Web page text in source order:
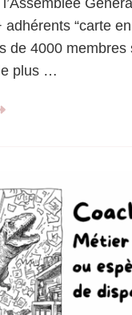
“carte
de 4000 membres
plus …